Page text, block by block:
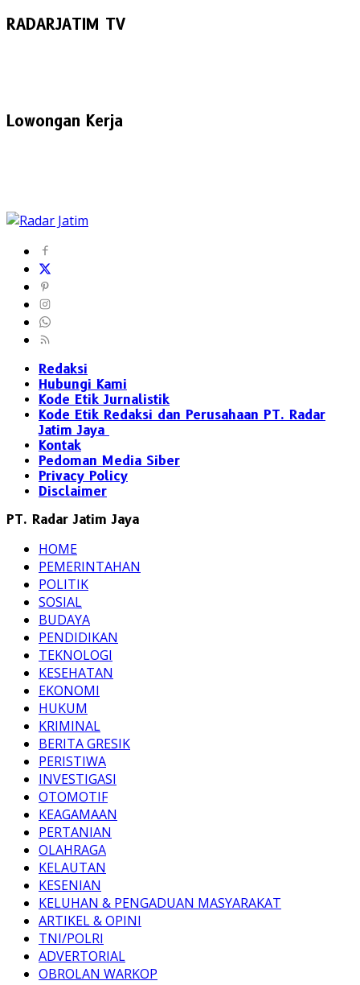
RADARJATIM TV
Lowongan Kerja
Redaksi
Hubungi Kami
Kode Etik Jurnalistik
Kode Etik Redaksi dan Perusahaan PT. Radar
Jatim Jaya
Kontak
Pedoman Media Siber
Privacy Policy
Disclaimer
PT. Radar Jatim Jaya
HOME
PEMERINTAHAN
POLITIK
SOSIAL
BUDAYA
PENDIDIKAN
TEKNOLOGI
KESEHATAN
EKONOMI
HUKUM
KRIMINAL
BERITA GRESIK
PERISTIWA
INVESTIGASI
OTOMOTIF
KEAGAMAAN
PERTANIAN
OLAHRAGA
KELAUTAN
KESENIAN
KELUHAN & PENGADUAN MASYARAKAT
ARTIKEL & OPINI
TNI/POLRI
ADVERTORIAL
OBROLAN WARKOP